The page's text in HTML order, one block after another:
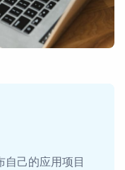
自己的应用项目